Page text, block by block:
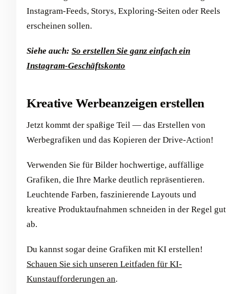
Instagram-Feeds, Storys, Exploring-Seiten oder Reels
erscheinen sollen.
Siehe auch: So erstellen Sie ganz einfach ein
Instagram-Geschäftskonto
Kreative Werbeanzeigen erstellen
Jetzt kommt der spaßige Teil — das Erstellen von
Werbegrafiken und das Kopieren der Drive-Action!
Verwenden Sie für Bilder hochwertige, auffällige
Grafiken, die Ihre Marke deutlich repräsentieren.
Leuchtende Farben, faszinierende Layouts und
kreative Produktaufnahmen schneiden in der Regel gut
ab.
Du kannst sogar deine Grafiken mit KI erstellen!
Schauen Sie sich unseren Leitfaden für KI-
Kunstaufforderungen an.